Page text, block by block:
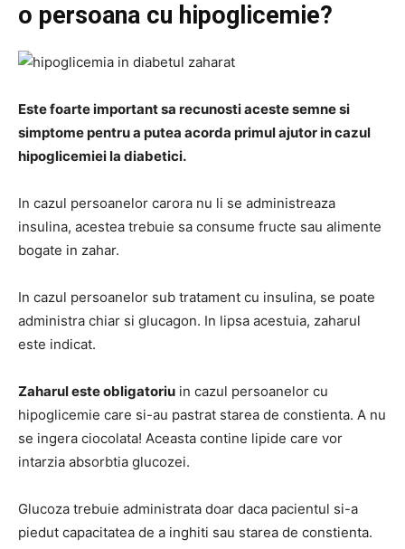
o persoana cu hipoglicemie?
Este foarte important sa recunosti aceste semne si
simptome pentru a putea acorda primul ajutor in cazul
hipoglicemiei la diabetici.
In cazul persoanelor carora nu li se administreaza
insulina, acestea trebuie sa consume fructe sau alimente
bogate in zahar.
In cazul persoanelor sub tratament cu insulina, se poate
administra chiar si glucagon. In lipsa acestuia, zaharul
este indicat.
Zaharul este obligatoriu in cazul persoanelor cu
hipoglicemie care si-au pastrat starea de constienta. A nu
se ingera ciocolata! Aceasta contine lipide care vor
intarzia absorbtia glucozei.
Glucoza trebuie administrata doar daca pacientul si-a
piedut capacitatea de a inghiti sau starea de constienta.